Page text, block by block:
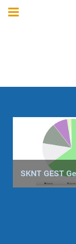
SKNT GEST